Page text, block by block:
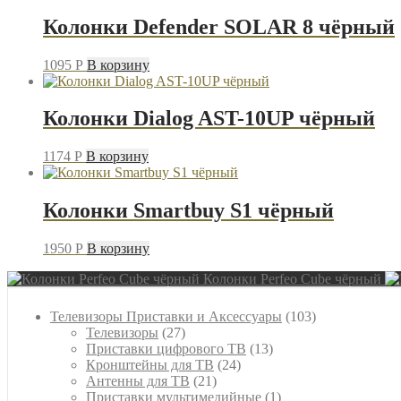
Колонки Defender SOLAR 8 чёрный
1095 P В корзину
Колонки Dialog AST-10UP чёрный
1174 P В корзину
Колонки Smartbuy S1 чёрный
1950 P В корзину
Колонки Perfeo Cube чёрный
Телевизоры Приставки и Аксессуары 103103
Телевизоры 2727
товаров
Приставки цифрового ТВ 1313
Кронштейны для ТВ 2424
Антенны для ТВ 2121
товар
Приставки мультимедийные 11